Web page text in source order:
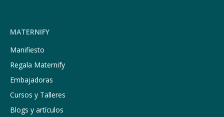
MATERNIFY
Manifiesto
Regala Maternify
Embajadoras
Cursos y Talleres
Blogs y artículos